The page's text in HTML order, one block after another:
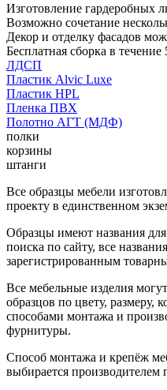
Изготовление гардеробных
Возможно сочетание
Декор и отделку фасадов
Бесплатная сборка в
ЛДСП
Пластик Alvic Luxe
Пластик HPL
Пленка ПВХ
Полотно АГТ (МДФ)
полки
корзины
штанги
Все образцы мебели
проекту в единственном
Образцы имеют названия
поиска по сайту, все
зарегистрированным
Все мебельные изделия
образцов по цвету, размеру,
способами монтажа и
фурнитуры.
Способ монтажа и крепёж
выбирается